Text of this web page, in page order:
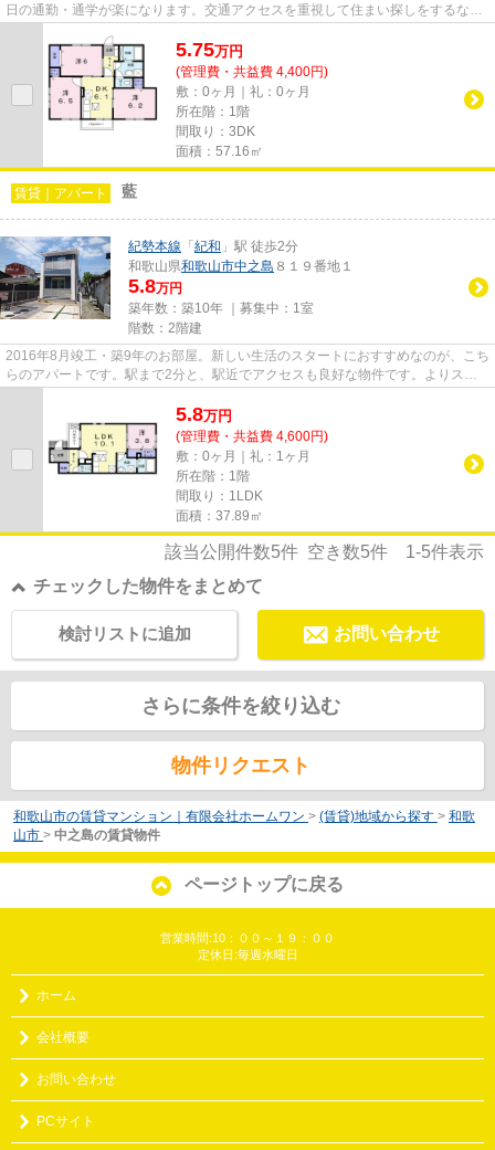
日の通勤・通学が楽になります。交通アクセスを重視して住まい探しをするな
5.75万円
(管理費・共益費 4,400円)
敷：0ヶ月｜礼：0ヶ月
所在階：1階
間取り：3DK
面積：57.16㎡
賃貸｜アパート 藍
紀勢本線 「 紀和 」駅 徒歩2分
和歌山県和歌山市中之島 ８１９番地１
5.8万円
築年数：築10年 ｜募集中： 1室
階数：2階建
2016年8月竣工・築9年のお部屋。新しい生活のスタートにおすすめなのが、こち
らのアパートです。駅まで2分と、駅近でアクセスも良好な物件です。よりスム
5.8万円
(管理費・共益費 4,600円)
敷：0ヶ月｜礼：1ヶ月
所在階：1階
間取り：1LDK
面積：37.89㎡
該当公開件数5件 空き数5件 1-5件表示
チェックした物件をまとめて
お問い合わせ
検討リストに追加
さらに条件を絞り込む
物件リクエスト
和歌山市の賃貸マンション｜有限会社ホームワン > (賃貸)地域から探す > 和歌
山市 > 中之島の賃貸物件
ページトップに戻る
営業時間:10：００～１９：００
定休日:毎週水曜日
ホーム
会社概要
お問い合わせ
PCサイト